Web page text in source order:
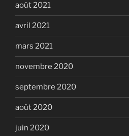
août 2021
avril 2021
mars 2021
novembre 2020
septembre 2020
août 2020
juin 2020